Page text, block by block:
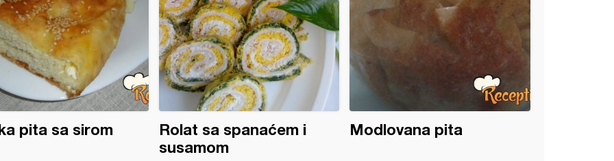
pita sa sirom
Rolat sa spanaćem i
susamom
Modlovana pita